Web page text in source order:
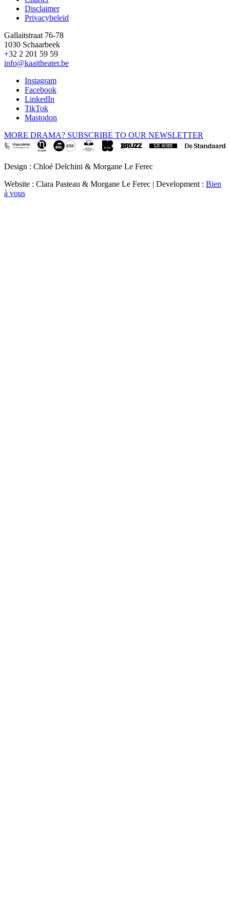
Disclaimer
Privacybeleid
Gallaitstraat 76-78
1030 Schaarbeek
+32 2 201 59 59
info@kaaitheater.be
Instagram
Facebook
LinkedIn
TikTok
Mastodon
MORE DRAMA? SUBSCRIBE TO OUR NEWSLETTER
Design : Chloé Delchini & Morgane Le Ferec
Website : Clara Pasteau & Morgane Le Ferec | Development : Bien
à vous